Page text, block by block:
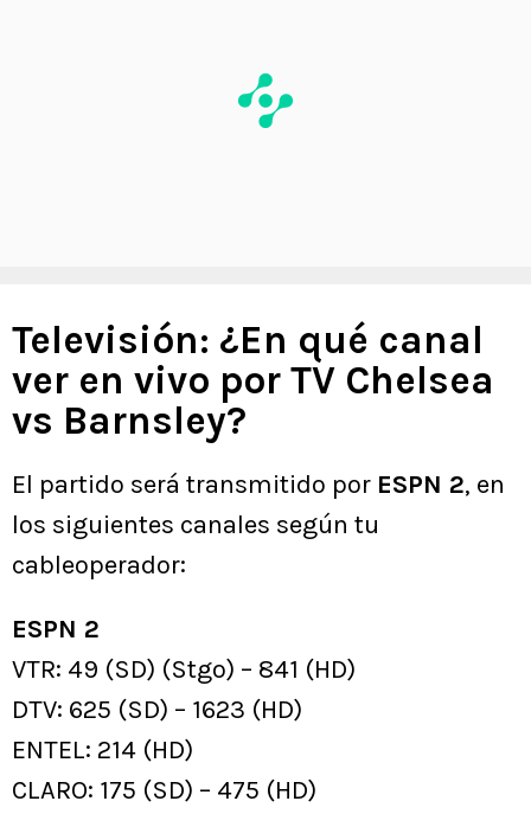
Televisión: ¿En qué canal
ver en vivo por TV Chelsea
vs Barnsley?
El partido será transmitido por ESPN 2, en
los siguientes canales según tu
cableoperador:
ESPN 2
VTR: 49 (SD) (Stgo) – 841 (HD)
DTV: 625 (SD) – 1623 (HD)
ENTEL: 214 (HD)
CLARO: 175 (SD) – 475 (HD)